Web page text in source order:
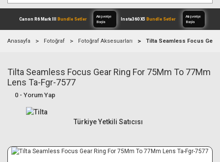
Canon R6 Mark III
Anasayfa Fotoğraf Fotoğraf Aksesuarları Tilta Seamless Focus Gear
Tilta Seamless Focus Gear Ring For 75Mm To 77Mm
Lens Ta-Fgr-7577
0 - Yorum Yap
Türkiye Yetkili Satıcısı